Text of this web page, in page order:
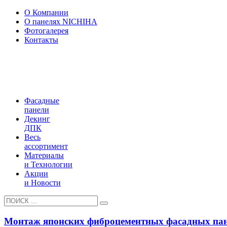
О Компании
О панелях NICHIHA
Фотогалерея
Контакты
Фасадные
панели
Декинг
ДПК
Весь
ассортимент
Материалы
и Технологии
Акции
и Новости
Монтаж японских фиброцементных фасадных